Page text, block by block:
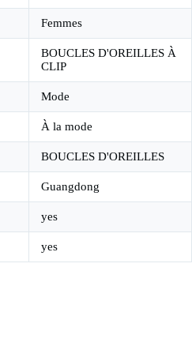
Femmes
BOUCLES D'OREILLES À
CLIP
Mode
À la mode
BOUCLES D'OREILLES
Guangdong
yes
yes